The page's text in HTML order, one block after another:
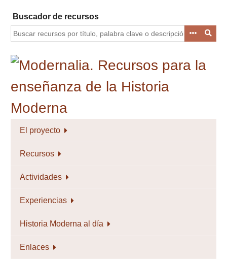
contenido
principal
Buscador de recursos
El proyecto
Recursos
Actividades
Experiencias
Historia Moderna al día
Enlaces